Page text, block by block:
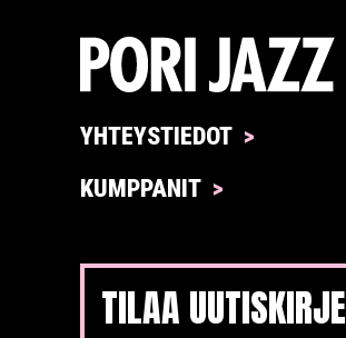
YHTEYSTIEDOT
KUMPPANIT
TILAA UUTISKIRJE